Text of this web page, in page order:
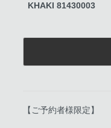
KHAKI 81430003
【ご予約者様限定】